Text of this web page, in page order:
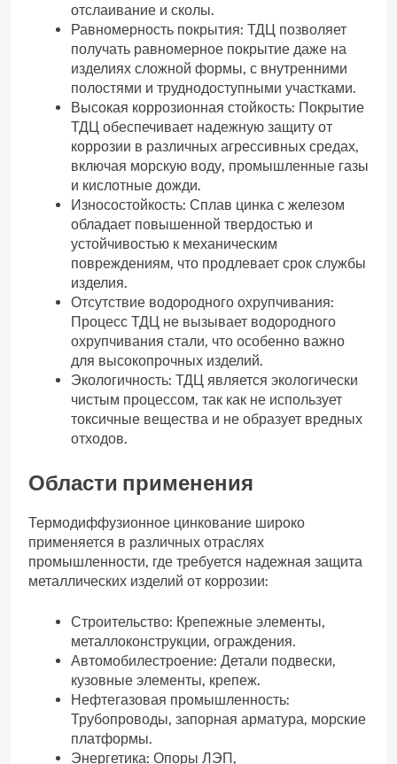
отслаивание и сколы.
Равномерность покрытия: ТДЦ позволяет
получать равномерное покрытие даже на
изделиях сложной формы, с внутренними
полостями и труднодоступными участками.
Высокая коррозионная стойкость: Покрытие
ТДЦ обеспечивает надежную защиту от
коррозии в различных агрессивных средах,
включая морскую воду, промышленные газы
и кислотные дожди.
Износостойкость: Сплав цинка с железом
обладает повышенной твердостью и
устойчивостью к механическим
повреждениям, что продлевает срок службы
изделия.
Отсутствие водородного охрупчивания:
Процесс ТДЦ не вызывает водородного
охрупчивания стали, что особенно важно
для высокопрочных изделий.
Экологичность: ТДЦ является экологически
чистым процессом, так как не использует
токсичные вещества и не образует вредных
отходов.
Области применения
Термодиффузионное цинкование широко
применяется в различных отраслях
промышленности, где требуется надежная защита
металлических изделий от коррозии:
Строительство: Крепежные элементы,
металлоконструкции, ограждения.
Автомобилестроение: Детали подвески,
кузовные элементы, крепеж.
Нефтегазовая промышленность:
Трубопроводы, запорная арматура, морские
платформы.
Энергетика: Опоры ЛЭП,